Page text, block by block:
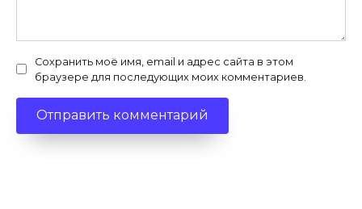
Сохранить моё имя, email и адрес сайта в этом
браузере для последующих моих комментариев.